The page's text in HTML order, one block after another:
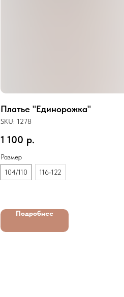
Платье "Единорожка"
SKU: 1278
1 100 р.
Размер
104/110
116-122
Подробнее